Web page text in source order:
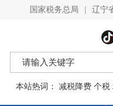
国家税务总局 辽宁
本站热词： 减税降费 个税